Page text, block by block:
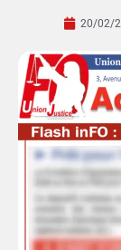
20/02/